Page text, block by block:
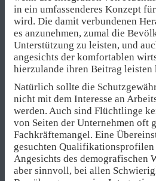
in ein umfassenderes Konzept
wird. Die damit verbundenen
es anzunehmen, zumal die
Unterstützung zu leisten, und
angesichts der komfortablen
hierzulande ihren Beitrag leisten
Natürlich sollte die
nicht mit dem Interesse an
werden. Auch sind Flüchtlinge
von Seiten der Unternehmen oft
Fachkräftemangel. Eine
gesuchten
Angesichts des demografischen
aber sinnvoll, bei allen